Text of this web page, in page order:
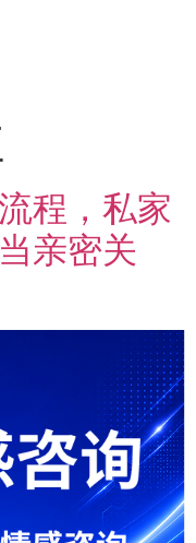
程，私家
亲密关